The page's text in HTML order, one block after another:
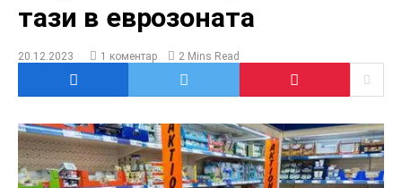
тази в еврозоната
20.12.2023 1 коментар 2 Mins Read